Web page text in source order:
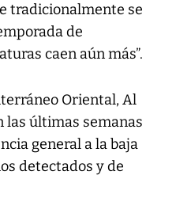
tradicionalmente se
de
caen aún más”.
Oriental, Al
las últimas semanas
general a la baja
detectados y de